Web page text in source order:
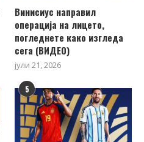
Винисиус направил
операција на лицето,
погледнете како изгледа
сега (ВИДЕО)
јули 21, 2026
5